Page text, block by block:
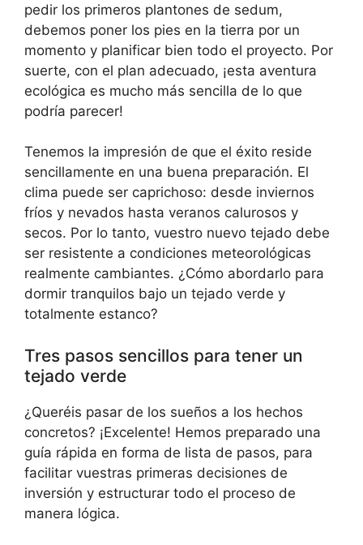
pedir los primeros plantones de sedum,
debemos poner los pies en la tierra por un
momento y planificar bien todo el proyecto. Por
suerte, con el plan adecuado, ¡esta aventura
ecológica es mucho más sencilla de lo que
podría parecer!
Tenemos la impresión de que el éxito reside
sencillamente en una buena preparación. El
clima puede ser caprichoso: desde inviernos
fríos y nevados hasta veranos calurosos y
secos. Por lo tanto, vuestro nuevo tejado debe
ser resistente a condiciones meteorológicas
realmente cambiantes. ¿Cómo abordarlo para
dormir tranquilos bajo un tejado verde y
totalmente estanco?
Tres pasos sencillos para tener un
tejado verde
¿Queréis pasar de los sueños a los hechos
concretos? ¡Excelente! Hemos preparado una
guía rápida en forma de lista de pasos, para
facilitar vuestras primeras decisiones de
inversión y estructurar todo el proceso de
manera lógica.